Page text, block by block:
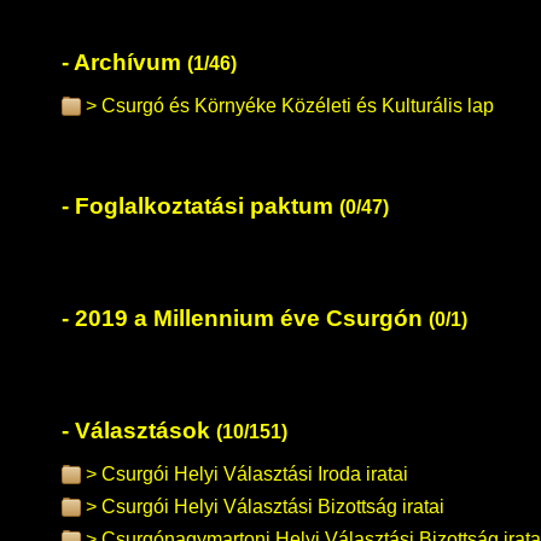
Archívum (1/46)
Csurgó és Környéke Közéleti és Kulturális lap
Foglalkoztatási paktum (0/47)
2019 a Millennium éve Csurgón (0/1)
Választások (10/151)
Csurgói Helyi Választási Iroda iratai
Csurgói Helyi Választási Bizottság iratai